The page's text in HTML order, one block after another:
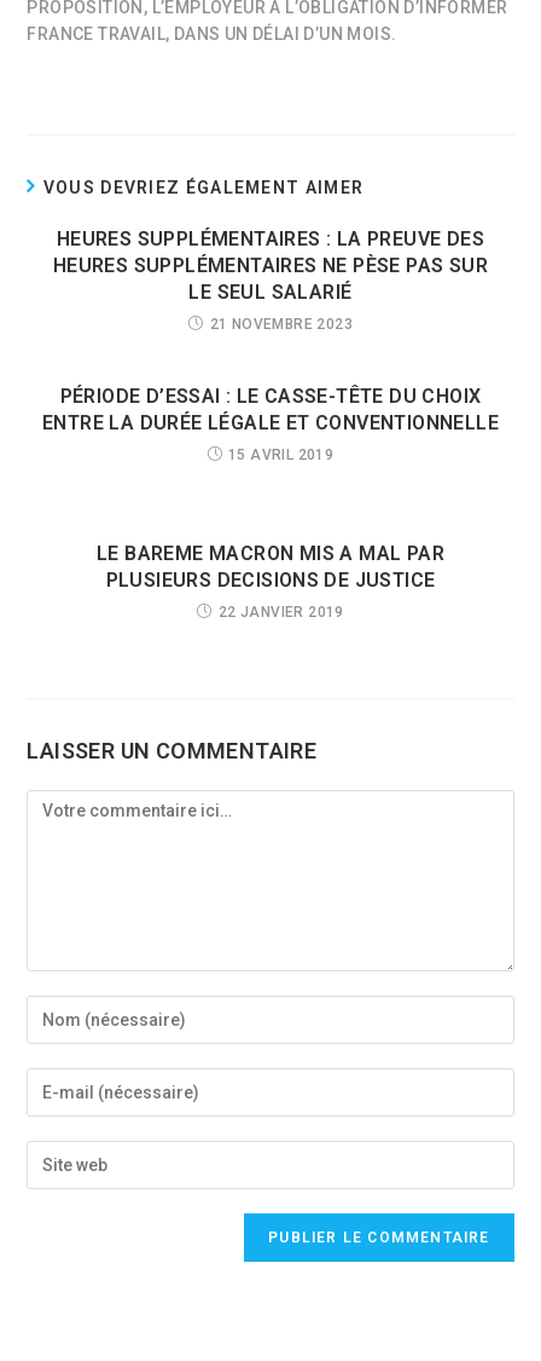
PROPOSITION, L’EMPLOYEUR A L’OBLIGATION D’INFORMER
FRANCE TRAVAIL, DANS UN DÉLAI D’UN MOIS.
VOUS DEVRIEZ ÉGALEMENT AIMER
HEURES SUPPLÉMENTAIRES : LA PREUVE DES
HEURES SUPPLÉMENTAIRES NE PÈSE PAS SUR
LE SEUL SALARIÉ
21 NOVEMBRE 2023
PÉRIODE D’ESSAI : LE CASSE-TÊTE DU CHOIX
ENTRE LA DURÉE LÉGALE ET CONVENTIONNELLE
15 AVRIL 2019
LE BAREME MACRON MIS A MAL PAR
PLUSIEURS DECISIONS DE JUSTICE
22 JANVIER 2019
LAISSER UN COMMENTAIRE